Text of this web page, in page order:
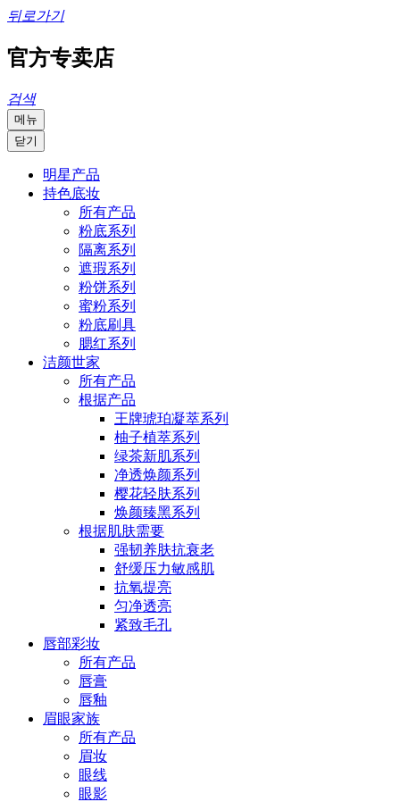
뒤로가기
官方专卖店
검색
메뉴
닫기
明星产品
持色底妆
所有产品
粉底系列
隔离系列
遮瑕系列
粉饼系列
蜜粉系列
粉底刷具
腮红系列
洁颜世家
所有产品
根据产品
王牌琥珀凝萃系列
柚子植萃系列
绿茶新肌系列
净透焕颜系列
樱花轻肤系列
焕颜臻黑系列
根据肌肤需要
强韧养肤抗衰老
舒缓压力敏感肌
抗氧提亮
匀净透亮
紧致毛孔
唇部彩妆
所有产品
唇膏
唇釉
眉眼家族
所有产品
眉妆
眼线
眼影